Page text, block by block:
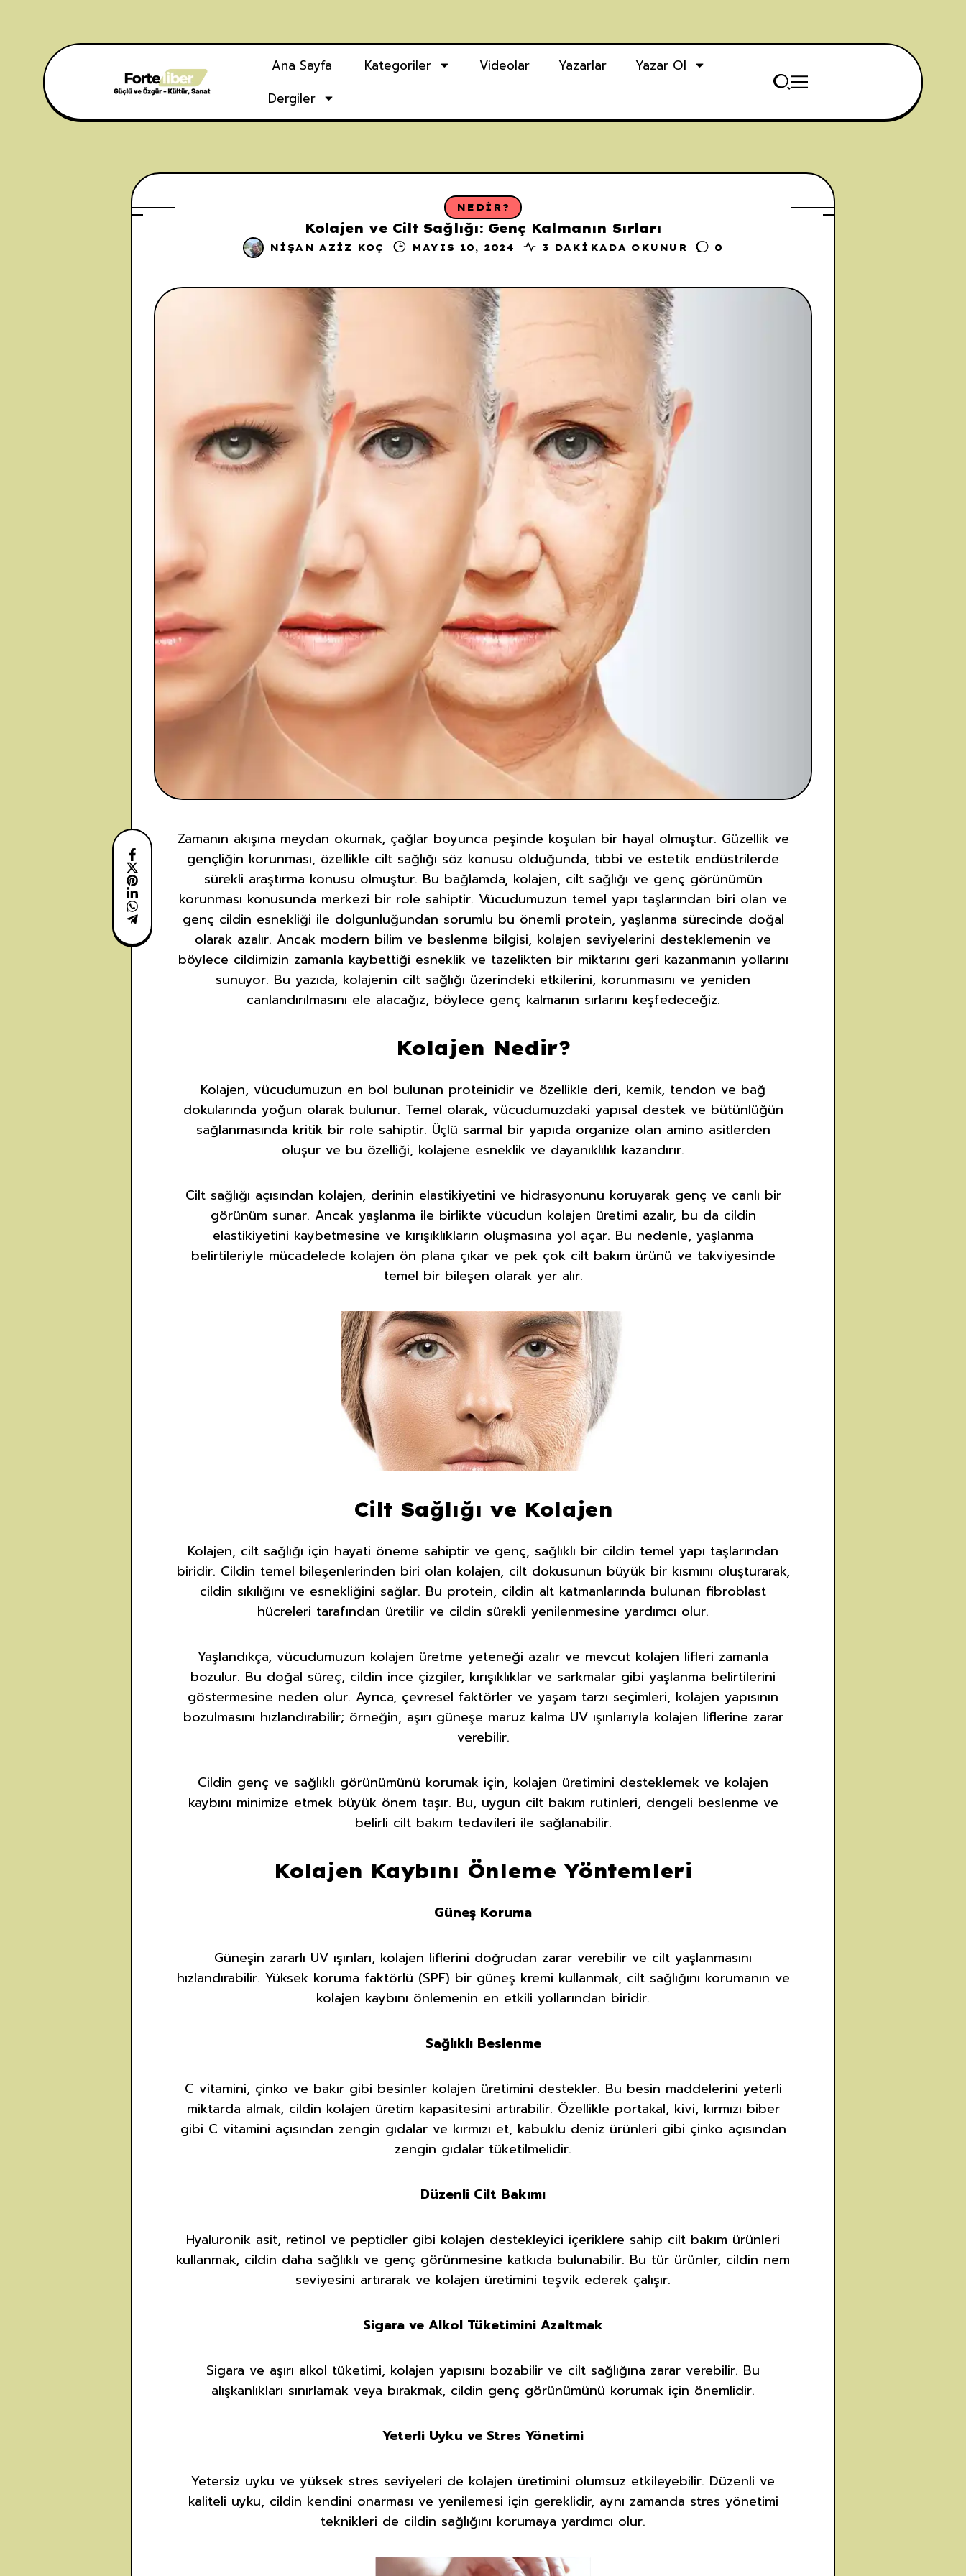
Ana Sayfa Kategoriler Videolar Yazarlar
Yazar Ol
Dergiler
NEDIR?
Kolajen ve Cilt Sağlığı: Genç Kalmanın Sırları
NIŞAN AZIZ KOÇ MAYIS 10, 2024 3 DAKIKADA OKUNUR 0
Zamanın akışına meydan okumak, çağlar boyunca peşinde koşulan bir hayal olmuştur. Güzellik ve
gençliğin korunması, özellikle cilt sağlığı söz konusu olduğunda, tıbbi ve estetik endüstrilerde
sürekli araştırma konusu olmuştur. Bu bağlamda, kolajen, cilt sağlığı ve genç görünümün
korunması konusunda merkezi bir role sahiptir. Vücudumuzun temel yapı taşlarından biri olan ve
genç cildin esnekliği ile dolgunluğundan sorumlu bu önemli protein, yaşlanma sürecinde doğal
olarak azalır. Ancak modern bilim ve beslenme bilgisi, kolajen seviyelerini desteklemenin ve
böylece cildimizin zamanla kaybettiği esneklik ve tazelikten bir miktarını geri kazanmanın yollarını
sunuyor. Bu yazıda, kolajenin cilt sağlığı üzerindeki etkilerini, korunmasını ve yeniden
canlandırılmasını ele alacağız, böylece genç kalmanın sırlarını keşfedeceğiz.
Kolajen Nedir?
Kolajen, vücudumuzun en bol bulunan proteinidir ve özellikle deri, kemik, tendon ve bağ
dokularında yoğun olarak bulunur. Temel olarak, vücudumuzdaki yapısal destek ve bütünlüğün
sağlanmasında kritik bir role sahiptir. Üçlü sarmal bir yapıda organize olan amino asitlerden
oluşur ve bu özelliği, kolajene esneklik ve dayanıklılık kazandırır.
Cilt sağlığı açısından kolajen, derinin elastikiyetini ve hidrasyonunu koruyarak genç ve canlı bir
görünüm sunar. Ancak yaşlanma ile birlikte vücudun kolajen üretimi azalır, bu da cildin
elastikiyetini kaybetmesine ve kırışıklıkların oluşmasına yol açar. Bu nedenle, yaşlanma
belirtileriyle mücadelede kolajen ön plana çıkar ve pek çok cilt bakım ürünü ve takviyesinde
temel bir bileşen olarak yer alır.
Cilt Sağlığı ve Kolajen
Kolajen, cilt sağlığı için hayati öneme sahiptir ve genç, sağlıklı bir cildin temel yapı taşlarından
biridir. Cildin temel bileşenlerinden biri olan kolajen, cilt dokusunun büyük bir kısmını oluşturarak,
cildin sıkılığını ve esnekliğini sağlar. Bu protein, cildin alt katmanlarında bulunan fibroblast
hücreleri tarafından üretilir ve cildin sürekli yenilenmesine yardımcı olur.
Yaşlandıkça, vücudumuzun kolajen üretme yeteneği azalır ve mevcut kolajen lifleri zamanla
bozulur. Bu doğal süreç, cildin ince çizgiler, kırışıklıklar ve sarkmalar gibi yaşlanma belirtilerini
göstermesine neden olur. Ayrıca, çevresel faktörler ve yaşam tarzı seçimleri, kolajen yapısının
bozulmasını hızlandırabilir; örneğin, aşırı güneşe maruz kalma UV ışınlarıyla kolajen liflerine zarar
verebilir.
Cildin genç ve sağlıklı görünümünü korumak için, kolajen üretimini desteklemek ve kolajen
kaybını minimize etmek büyük önem taşır. Bu, uygun cilt bakım rutinleri, dengeli beslenme ve
belirli cilt bakım tedavileri ile sağlanabilir.
Kolajen Kaybını Önleme Yöntemleri
Güneş Koruma
Güneşin zararlı UV ışınları, kolajen liflerini doğrudan zarar verebilir ve cilt yaşlanmasını
hızlandırabilir. Yüksek koruma faktörlü (SPF) bir güneş kremi kullanmak, cilt sağlığını korumanın ve
kolajen kaybını önlemenin en etkili yollarından biridir.
Sağlıklı Beslenme
C vitamini, çinko ve bakır gibi besinler kolajen üretimini destekler. Bu besin maddelerini yeterli
miktarda almak, cildin kolajen üretim kapasitesini artırabilir. Özellikle portakal, kivi, kırmızı biber
gibi C vitamini açısından zengin gıdalar ve kırmızı et, kabuklu deniz ürünleri gibi çinko açısından
zengin gıdalar tüketilmelidir.
Düzenli Cilt Bakımı
Hyaluronik asit, retinol ve peptidler gibi kolajen destekleyici içeriklere sahip cilt bakım ürünleri
kullanmak, cildin daha sağlıklı ve genç görünmesine katkıda bulunabilir. Bu tür ürünler, cildin nem
seviyesini artırarak ve kolajen üretimini teşvik ederek çalışır.
Sigara ve Alkol Tüketimini Azaltmak
Sigara ve aşırı alkol tüketimi, kolajen yapısını bozabilir ve cilt sağlığına zarar verebilir. Bu
alışkanlıkları sınırlamak veya bırakmak, cildin genç görünümünü korumak için önemlidir.
Yeterli Uyku ve Stres Yönetimi
Yetersiz uyku ve yüksek stres seviyeleri de kolajen üretimini olumsuz etkileyebilir. Düzenli ve
kaliteli uyku, cildin kendini onarması ve yenilemesi için gereklidir, aynı zamanda stres yönetimi
teknikleri de cildin sağlığını korumaya yardımcı olur.